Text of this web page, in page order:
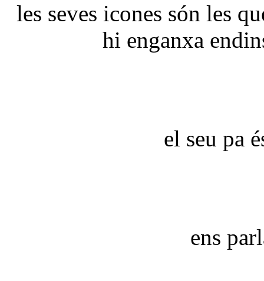
les seves icones són les
hi enganxa
el seu pa
ens